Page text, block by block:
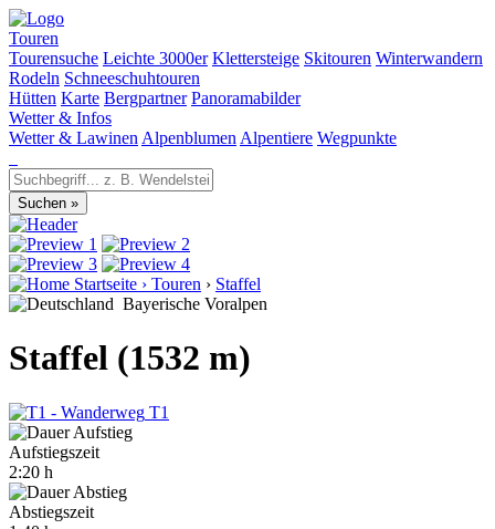
Touren
Tourensuche Leichte 3000er Klettersteige Skitouren Winterwandern
Rodeln Schneeschuhtouren
Hütten Karte Bergpartner Panoramabilder
Wetter & Infos
Wetter & Lawinen Alpenblumen Alpentiere Wegpunkte
Startseite › Touren › Staffel
Bayerische Voralpen
Staffel (1532 m)
T1
Aufstiegszeit
2:20 h
Abstiegszeit